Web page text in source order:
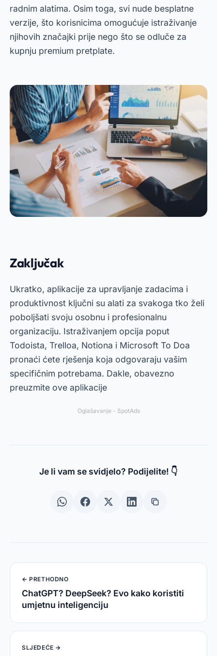
radnim alatima. Osim toga, svi nude besplatne
verzije, što korisnicima omogućuje istraživanje
njihovih značajki prije nego što se odluče za
kupnju premium pretplate.
Zaključak
Ukratko, aplikacije za upravljanje zadacima i
produktivnost ključni su alati za svakoga tko želi
poboljšati svoju osobnu i profesionalnu
organizaciju. Istraživanjem opcija poput
Todoista, Trelloa, Notiona i Microsoft To Doa
pronaći ćete rješenja koja odgovaraju vašim
specifičnim potrebama. Dakle, obavezno
preuzmite ove aplikacije
Oglašavanje - SpotAds
Je li vam se svidjelo? Podijelite! 👇
← PRETHODNO
ChatGPT? DeepSeek? Evo kako koristiti
umjetnu inteligenciju
SLJEDEĆE →